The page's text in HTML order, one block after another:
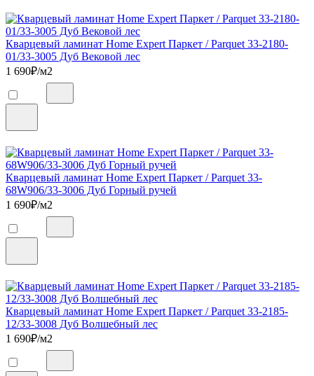
Кварцевый ламинат Home Expert Паркет / Parquet 33-2180-
01/33-3005 Дуб Вековой лес
1 690₽/м2
Кварцевый ламинат Home Expert Паркет / Parquet 33-
68W906/33-3006 Дуб Горный ручей
1 690₽/м2
Кварцевый ламинат Home Expert Паркет / Parquet 33-2185-
12/33-3008 Дуб Волшебный лес
1 690₽/м2